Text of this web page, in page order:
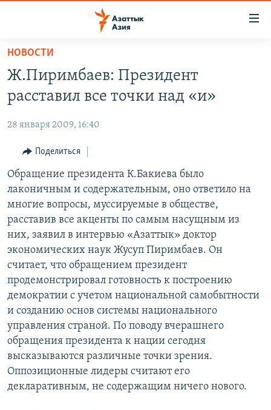
Вернуться
основному
содержанию
Вернутся
навигации
Вернутся
поиску
ЦЕНТРАЛЬНАЯ АЗИЯ
КАЗАХСТАН
УЗБЕКИСТАН
ТАДЖИКИСТАН
НОВОСТИ
ВОЙНА В УКРАИНЕ
НА ДРУГИХ ЯЗЫКАХ
ҚАЗАҚША
КЫРГЫЗЧА
ТОҶИКӢ
TÜRKMENÇE
Все сайты РСЕ/РС
НОВОСТИ
Ж.Пиримбаев: Президент
расставил все точки над «и»
28 января 2009, 16:40
Поделиться
Обращение президента К.Бакиева было
лаконичным и содержательным, оно ответило на
многие вопросы, муссируемые в обществе,
расставив все акценты по самым насущным из
них, заявил в интервью «Азаттык» доктор
экономических наук Жусуп Пиримбаев. Он
считает, что обращением президент
продемонстрировал готовность к построению
демократии с учетом национальной самобытности
и созданию основ системы национального
управления страной. По поводу вчерашнего
обращения президента к нации сегодня
высказываются различные точки зрения.
Оппозиционные лидеры считают его
декларативным, не содержащим ничего нового.